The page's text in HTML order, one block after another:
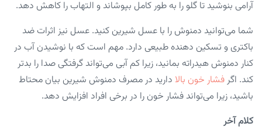
آرامی بنوشید تا گلو را به طور کامل بپوشاند و التهاب را کاهش دهد.‌
شما می‌توانید ‌دمنوش را با عسل شیرین کنید. عسل نیز اثرات ضد
باکتری و تسکین دهنده طبیعی دارد. مهم است که با نوشیدن آب در
کنار ‌دمنوش هیدراته بمانید، زیرا کم آبی‌ می‌تواند گرفتگی صدا را بدتر
کند. اگرفشار خون بالا دارید در مصرف ‌دمنوش شیرین بیان محتاط
باشید، زیرا می‌تواند فشار خون را در برخی افراد افزایش دهد.
کلام آخر